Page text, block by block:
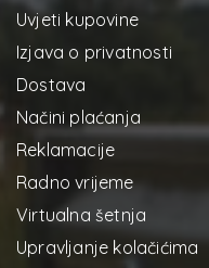
Uvjeti kupovine
Izjava o privatnosti
Dostava
Načini plaćanja
Reklamacije
Radno vrijeme
Virtualna šetnja
Upravljanje kolačićima